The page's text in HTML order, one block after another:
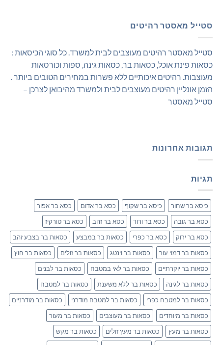
סטייל מאסטר רהיטים
סטייל מאסטר רהיטים מעוצבים לבית למשרד. כל סוגי הכיסאות :
כסאות פינת אוכל, כסאות בר, כסאות גינה, ספות וכורסאות
מעוצבות. רהיטים איכותיים ללא פשרות במחירים הטובים ביותר .
הזמן אונליין רהיטים מעוצבים לבית ולמשרד מהיבואן לצרכן –
סטייל מאסטר
תגובות אחרונות
תגיות
כיסא בר שחור כיסא בר שקוף כסא בר אדום
כסא בר אפור
כסא בר גובה
כסא בר ורוד כסא בר זהב
כסא בר טורקיז
כסא בר ירוק
כסא בר כפרי כסאות בר במבצע
כסאות בר בצבע זהב
כסאות בר דמוי עור
כסאות בר וינטג כסאות בר זולים
כסאות בר חוץ
כסאות בר יוקרתיים
כסאות בר לאי במטבח
כסאות בר לבנים
כסאות בר לגינה
כסאות בר ללא משענת
כסאות בר למטבח
כסאות בר למטבח כפרי
כסאות בר למטבח מודרני
כסאות בר מודרניים
כסאות בר מיוחדים
כסאות בר מעוצבים
כסאות בר מעור
כסאות בר מעץ
כסאות בר מעץ זולים
כסאות בר מקש